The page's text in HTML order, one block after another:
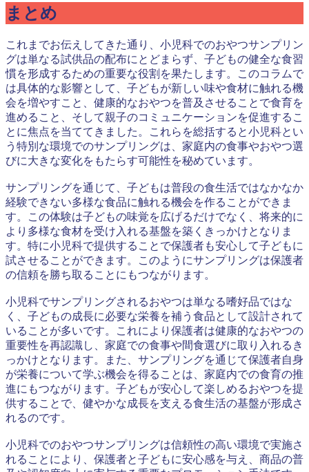
まとめ
これまでお伝えしてきた通り、小児科でのおやつサンプリン
グは単なる試供品の配布にとどまらず、子どもの健全な食習
慣を形成するための重要な役割を果たします。このコラムで
は具体的な影響として、子どもが新しい味や食材に触れる機
会を増やすこと、健康的なおやつを普及させることで食育を
進めること、そして親子のコミュニケーションを促進するこ
とに焦点を当ててきました。これらを総括すると小児科とい
う特別な環境でのサンプリングは、家庭内の食事やおやつ選
びに大きな変化をもたらす可能性を秘めています。
サンプリングを通じて、子どもは普段の食生活ではなかなか
経験できない多様な食品に触れる機会を作ることができま
す。この体験は子どもの味覚を広げるだけでなく、将来的に
より多様な食材を受け入れる基盤を築くきっかけとなりま
す。特に小児科で提供することで保護者も安心して子どもに
試させることができます。このようにサンプリングは保護者
の信頼を勝ち取ることにもつながります。
小児科でサンプリングされるおやつは単なる嗜好品ではな
く、子どもの成長に必要な栄養を補う食品として設計されて
いることが多いです。これにより保護者は健康的なおやつの
重要性を再認識し、家庭での食事や間食選びに取り入れるき
っかけとなります。また、サンプリングを通じて保護者自身
が栄養について学ぶ機会を得ることは、家庭内での食育の推
進にもつながります。子どもが安心して楽しめるおやつを提
供することで、健やかな成長を支える食生活の基盤が形成さ
れるのです。
小児科でのおやつサンプリングは信頼性の高い環境で実施さ
れることにより、保護者と子どもに安心感を与え、商品の普